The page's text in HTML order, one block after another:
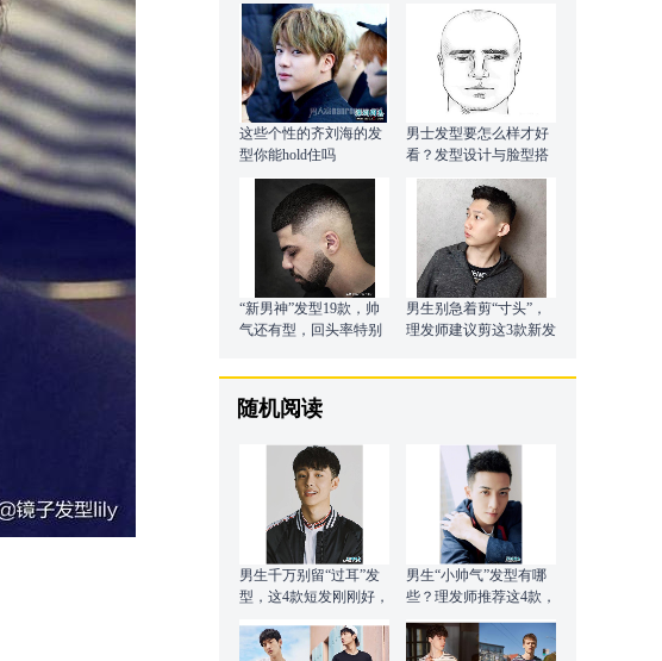
这些个性的齐刘海的发
型你能hold住吗
男士发型要怎么样才好
看？发型设计与脸型搭
配最重要
“新男神”发型19款，帅
气还有型，回头率特别
男生别急着剪“寸头”，
理发师建议剪这3款新发
随机阅读
男生千万别留“过耳”发
型，这4款短发刚刚好，
男生“小帅气”发型有哪
些？理发师推荐这4款，
不用看脸都很帅